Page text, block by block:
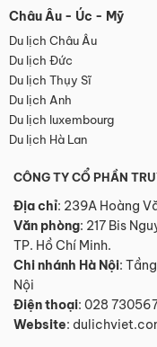
Châu Âu - Úc - Mỹ
Du lịch Châu Âu
Du lịch Đức
Du lịch Thụy Sĩ
Du lịch Anh
Du lịch luxembourg
Du lịch Hà Lan
CÔNG TY CỔ PHẦN
Địa chỉ: 239A Hoàng
Văn phòng: 217 Bis
TP. Hồ Chí Minh.
Chi nhánh Hà Nội:
Nội
Điện thoại: 028
Website: